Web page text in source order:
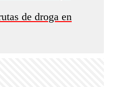
de droga en